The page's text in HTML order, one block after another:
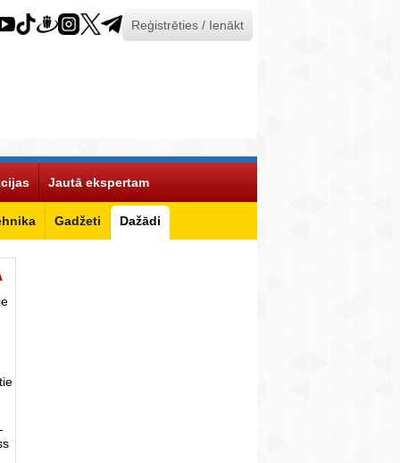
Reģistrēties / Ienākt
Gadžeti Dažādi
Jautā ekspertam